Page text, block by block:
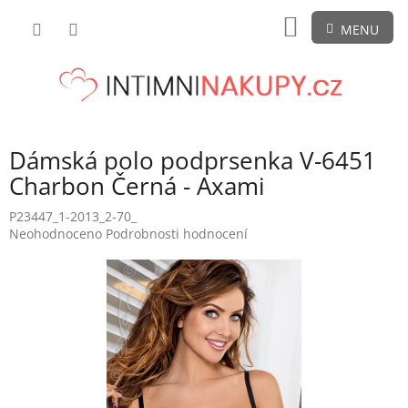
NÁKUPNÍ
KOŠÍK
Dámská polo podprsenka V-6451
Charbon Černá - Axami
P23447_1-2013_2-70_
Průměrné
Neohodnoceno Podrobnosti hodnocení